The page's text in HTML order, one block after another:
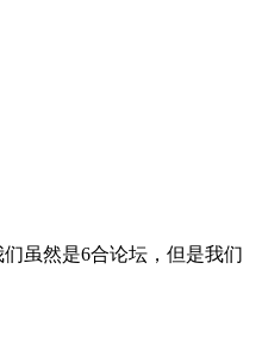
虽然是6合论坛，但是我们